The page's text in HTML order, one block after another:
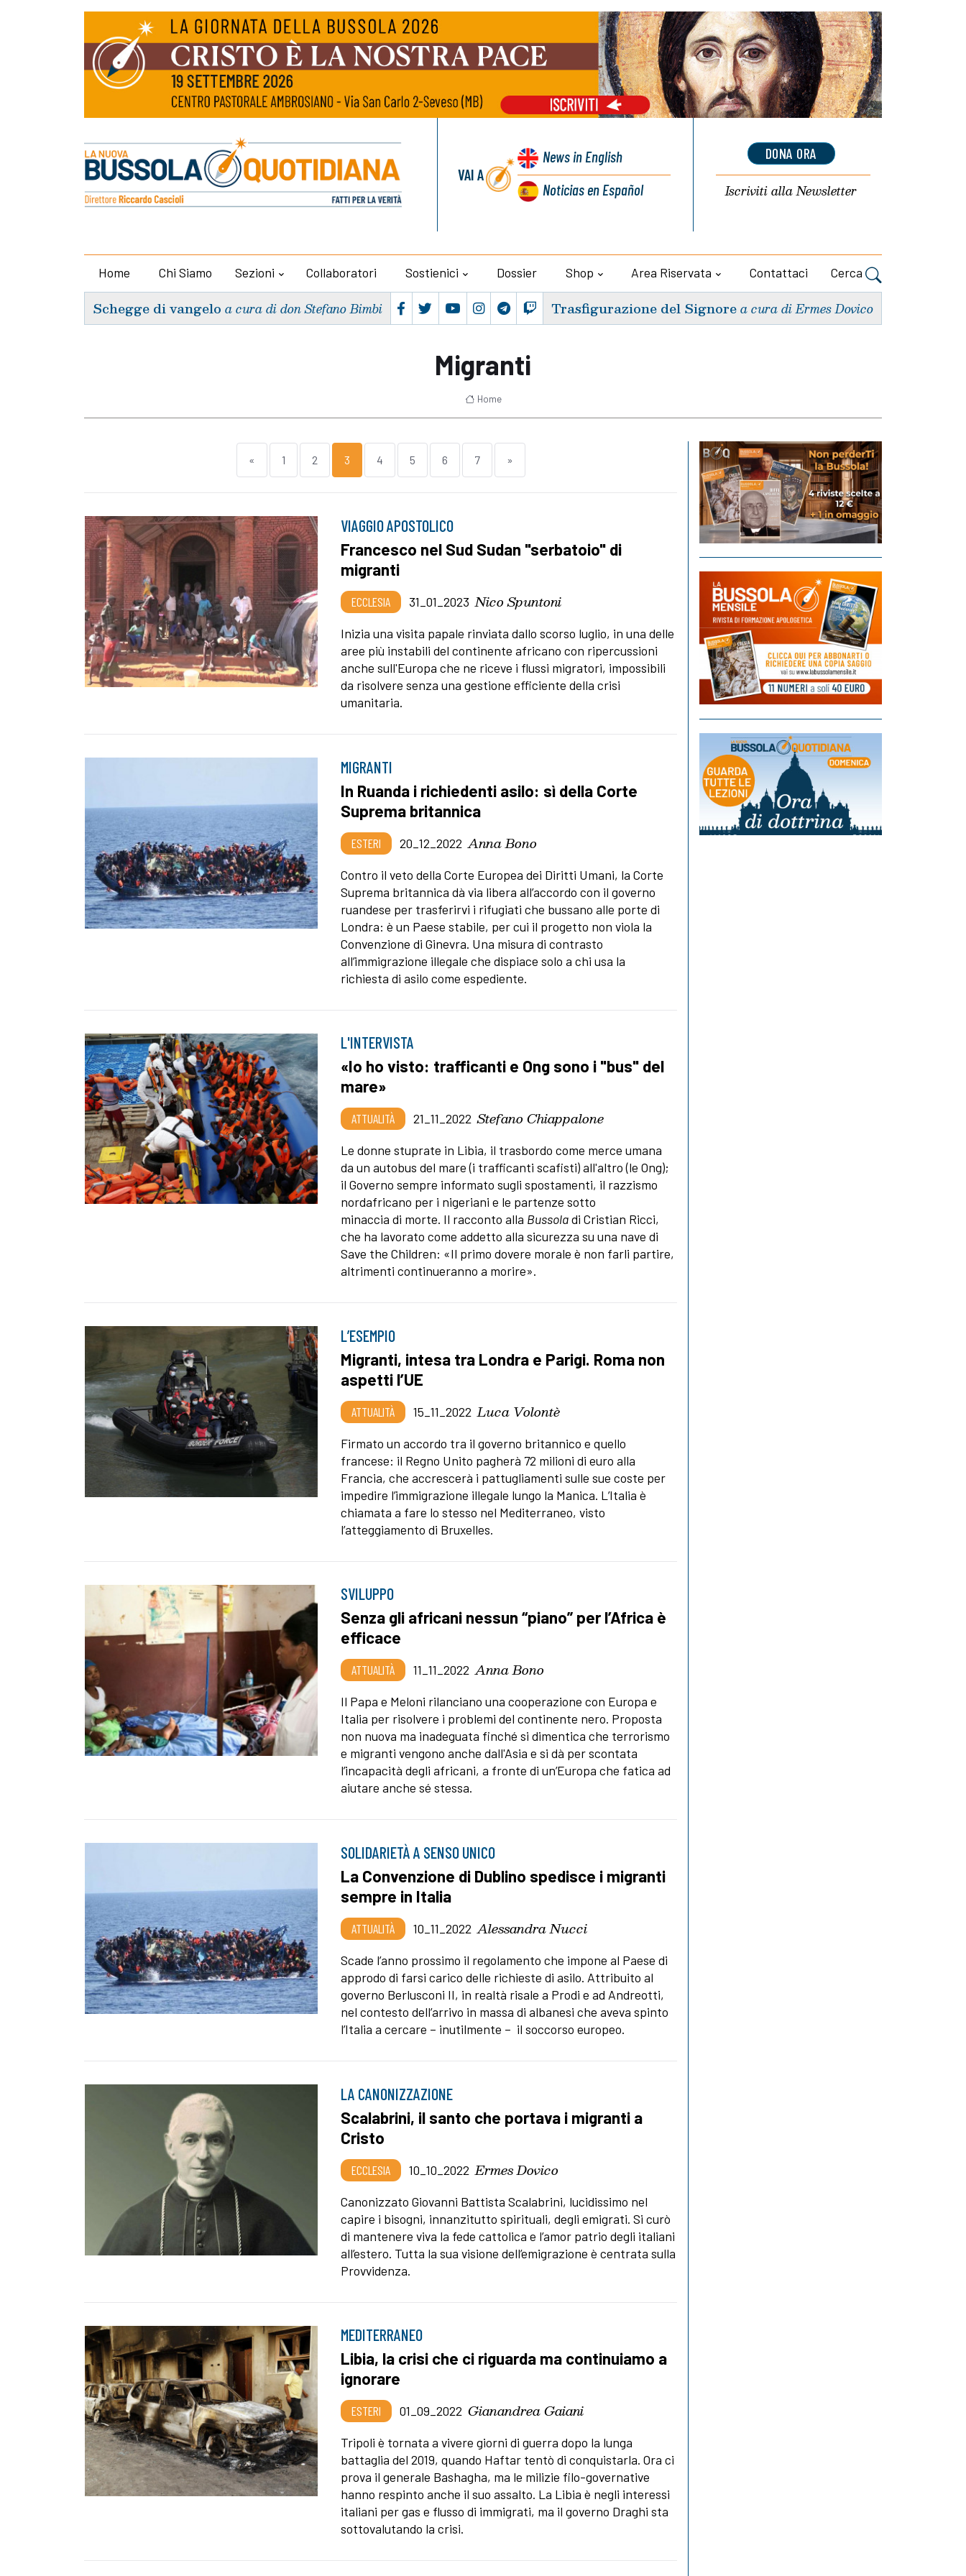
VAI A
Newsin English
Noticiasen Español
DONA ORA
Iscriviti allaNewsletter
Home Chi Siamo Sezioni Collaboratori Sostienici Dossier Shop Area Riservata Contattaci Cerca
Schegge di vangelo a cura di don Stefano Bimbi Trasfigurazione del Signorea cura di Ermes Dovico
Migranti
Home
« 1 2 3 4 5 6 7 »
VIAGGIO APOSTOLICO
Francesco nel Sud Sudan "serbatoio" di
migranti
ECCLESIA 31_01_2023 Nico Spuntoni
Inizia una visita papale rinviata dallo scorso luglio, in una delle
aree più instabili del continente africano con ripercussioni
anche sull'Europa che ne riceve i flussi migratori, impossibili
da risolvere senza una gestione efficiente della crisi
umanitaria.
MIGRANTI
In Ruanda i richiedenti asilo: sì della Corte
Suprema britannica
ESTERI 20_12_2022 Anna Bono
Contro il veto della Corte Europea dei Diritti Umani, la Corte
Suprema britannica dà via libera all’accordo con il governo
ruandese per trasferirvi i rifugiati che bussano alle porte di
Londra: è un Paese stabile, per cui il progetto non viola la
Convenzione di Ginevra. Una misura di contrasto
all’immigrazione illegale che dispiace solo a chi usa la
richiesta di asilo come espediente.
L'INTERVISTA
«Io ho visto: trafficanti e Ong sono i "bus" del
mare»
ATTUALITÀ 21_11_2022 Stefano Chiappalone
Le donne stuprate in Libia, il trasbordo come merce umana
da un autobus del mare (i trafficanti scafisti) all'altro (le Ong);
il Governo sempre informato sugli spostamenti, il razzismo
nordafricano per i nigeriani e le partenze sotto
minaccia di morte. Il racconto alla Bussoladi Cristian Ricci,
che ha lavorato come addetto alla sicurezza su una nave di
Save the Children: «Il primo dovere morale è non farli partire,
altrimenti continueranno a morire».
L’ESEMPIO
Migranti, intesa tra Londra e Parigi. Roma non
aspetti l’UE
ATTUALITÀ 15_11_2022 Luca Volontè
Firmato un accordo tra il governo britannico e quello
francese: il Regno Unito pagherà 72 milioni di euro alla
Francia, che accrescerà i pattugliamenti sulle sue coste per
impedire l’immigrazione illegale lungo la Manica. L’Italia è
chiamata a fare lo stesso nel Mediterraneo, visto
l’atteggiamento di Bruxelles.
SVILUPPO
Senza gli africani nessun “piano” per l’Africa è
efficace
ATTUALITÀ 11_11_2022 Anna Bono
Il Papa e Meloni rilanciano una cooperazione con Europa e
Italia per risolvere i problemi del continente nero. Proposta
non nuova ma inadeguata finché si dimentica che terrorismo
e migranti vengono anche dall'Asia e si dà per scontata
l’incapacità degli africani, a fronte di un’Europa che fatica ad
aiutare anche sé stessa.
SOLIDARIETÀ A SENSO UNICO
La Convenzione di Dublino spedisce i migranti
sempre in Italia
ATTUALITÀ 10_11_2022 Alessandra Nucci
Scade l’anno prossimo il regolamento che impone al Paese di
approdo di farsi carico delle richieste di asilo. Attribuito al
governo Berlusconi II, in realtà risale a Prodi e ad Andreotti,
nel contesto dell’arrivo in massa di albanesi che aveva spinto
l’Italia a cercare – inutilmente – il soccorso europeo.
LA CANONIZZAZIONE
Scalabrini, il santo che portava i migranti a
Cristo
ECCLESIA 10_10_2022 Ermes Dovico
Canonizzato Giovanni Battista Scalabrini, lucidissimo nel
capire i bisogni, innanzitutto spirituali, degli emigrati. Si curò
di mantenere viva la fede cattolica e l’amor patrio degli italiani
all’estero. Tutta la sua visione dell’emigrazione è centrata sulla
Provvidenza.
MEDITERRANEO
Libia, la crisi che ci riguarda ma continuiamo a
ignorare
ESTERI 01_09_2022 Gianandrea Gaiani
Tripoli è tornata a vivere giorni di guerra dopo la lunga
battaglia del 2019, quando Haftar tentò di conquistarla. Ora ci
prova il generale Bashagha, ma le milizie filo-governative
hanno respinto anche il suo assalto. La Libia è negli interessi
italiani per gas e flusso di immigrati, ma il governo Draghi sta
sottovalutando la crisi.